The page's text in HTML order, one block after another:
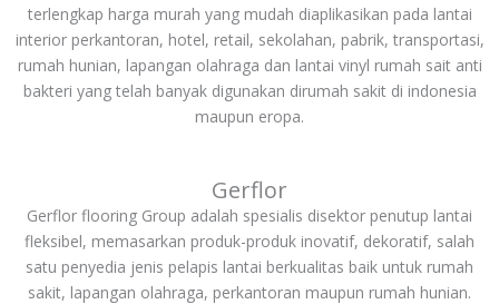
terlengkap harga murah yang mudah diaplikasikan pada lantai
interior perkantoran, hotel, retail, sekolahan, pabrik, transportasi,
rumah hunian, lapangan olahraga dan lantai vinyl rumah sait anti
bakteri yang telah banyak digunakan dirumah sakit di indonesia
maupun eropa.
Gerflor
Gerflor flooring Group adalah spesialis disektor penutup lantai
fleksibel, memasarkan produk-produk inovatif, dekoratif, salah
satu penyedia jenis pelapis lantai berkualitas baik untuk rumah
sakit, lapangan olahraga, perkantoran maupun rumah hunian.